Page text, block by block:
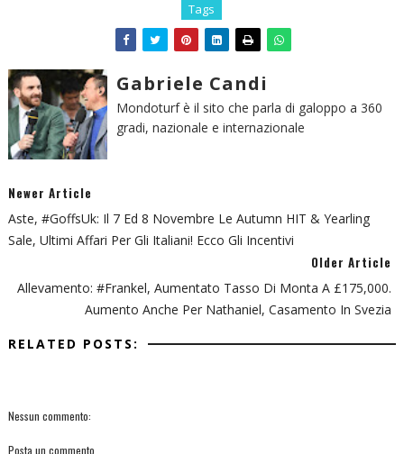
Tags
Gabriele Candi
Mondoturf è il sito che parla di galoppo a 360
gradi, nazionale e internazionale
Newer Article
Aste, #GoffsUk: Il 7 Ed 8 Novembre Le Autumn HIT & Yearling
Sale, Ultimi Affari Per Gli Italiani! Ecco Gli Incentivi
Older Article
Allevamento: #Frankel, Aumentato Tasso Di Monta A £175,000.
Aumento Anche Per Nathaniel, Casamento In Svezia
RELATED POSTS:
Nessun commento:
Posta un commento